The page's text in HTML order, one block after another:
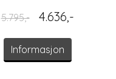
5.795,- 4.636,-
Informasjon